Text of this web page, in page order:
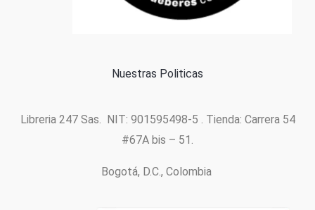
Nuestras Politicas
Libreria 247 Sas. NIT: 901595498-5 . Tienda: Carrera 54
#67A bis – 51.
Bogotá, D.C., Colombia